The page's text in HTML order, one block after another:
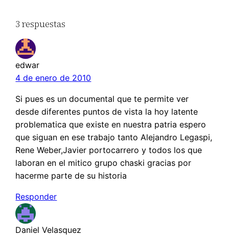
3 respuestas
edwar
4 de enero de 2010
Si pues es un documental que te permite ver
desde diferentes puntos de vista la hoy latente
problematica que existe en nuestra patria espero
que siguan en ese trabajo tanto Alejandro Legaspi,
Rene Weber,Javier portocarrero y todos los que
laboran en el mitico grupo chaski gracias por
hacerme parte de su historia
Responder
Daniel Velasquez